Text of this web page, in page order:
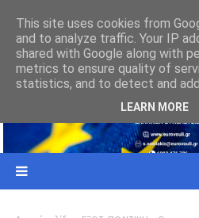
σε
ΕΥΡΩΠΑΙΚΗ ΕΝΩΣΗ
Γιατί ο Ελληνας Πολίτης πρέπει να
This site uses cookies from
and to analyze traffic. Your IP
shared with Google along with
metrics to ensure quality of
statistics, and to detect and
LEARN MORE